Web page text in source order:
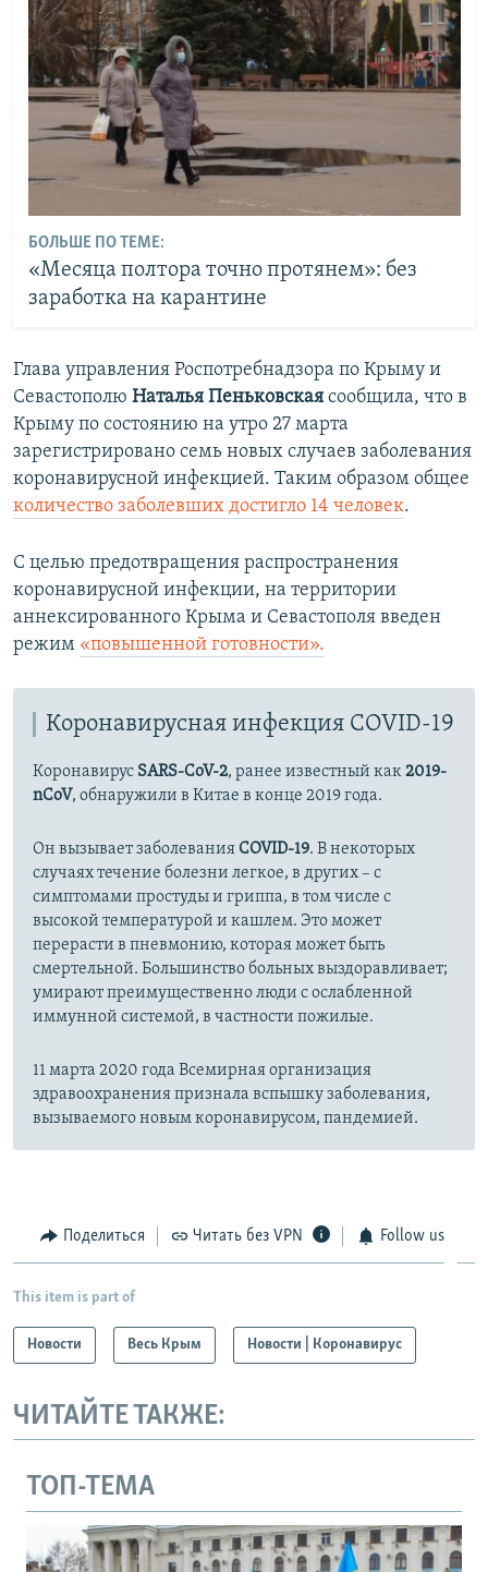
БОЛЬШЕ ПО ТЕМЕ:
«Месяца полтора точно протянем»: без
заработка на карантине
Глава управления Роспотребнадзора по Крыму и
Севастополю Наталья Пеньковская сообщила, что в
Крыму по состоянию на утро 27 марта
зарегистрировано семь новых случаев заболевания
коронавирусной инфекцией. Таким образом общее
количество заболевших достигло 14 человек.
С целью предотвращения распространения
коронавирусной инфекции, на территории
аннексированного Крыма и Севастополя введен
режим «повышенной готовности».
Коронавирусная инфекция COVID-19
Коронавирус SARS-CoV-2, ранее известный как2019-
nCoV, обнаружили в Китае в конце 2019 года.
Он вызывает заболеванияCOVID-19. В некоторых
случаях течение болезни легкое, в других – с
симптомами простуды и гриппа, в том числе с
высокой температурой и кашлем. Это может
перерасти в пневмонию, которая может быть
смертельной. Большинство больных выздоравливает;
умирают преимущественно люди с ослабленной
иммунной системой, в частности пожилые.
11 марта 2020 года Всемирная организация
здравоохранения признала вспышку заболевания,
вызываемого новым коронавирусом, пандемией.
Поделиться Читать без VPN Follow us
This item is part of
Новости Весь Крым Новости | Коронавирус
ЧИТАЙТЕ ТАКЖЕ:
ТОП-ТЕМА